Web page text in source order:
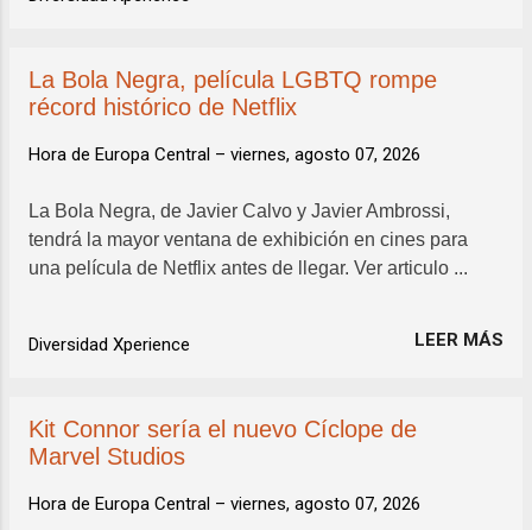
La Bola Negra, película LGBTQ rompe
récord histórico de Netflix
Hora de Europa Central – viernes, agosto 07, 2026
La Bola Negra, de Javier Calvo y Javier Ambrossi,
tendrá la mayor ventana de exhibición en cines para
una película de Netflix antes de llegar. Ver articulo ...
Diversidad Xperience LEER MÁS
Kit Connor sería el nuevo Cíclope de
Marvel Studios
Hora de Europa Central – viernes, agosto 07, 2026